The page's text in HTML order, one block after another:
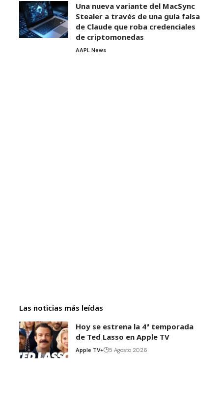
Una nueva variante del MacSync
Stealer a través de una guía falsa
de Claude que roba credenciales
de criptomonedas
AAPL News
Las noticias más leídas
Hoy se estrena la 4ª temporada
de Ted Lasso en Apple TV
Apple TV+ 5 Agosto 2026